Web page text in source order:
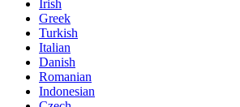
Irish
Greek
Turkish
Italian
Danish
Romanian
Indonesian